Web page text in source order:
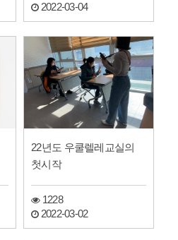
2022-03-04
22년도 우쿨렐레교실의
첫시작
1228
2022-03-02